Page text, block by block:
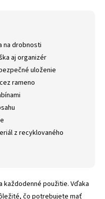
na drobnosti
aj organizér
uloženie
rameno
z recyklovaného
každodenné použitie. Vďaka
čo potrebujete mať